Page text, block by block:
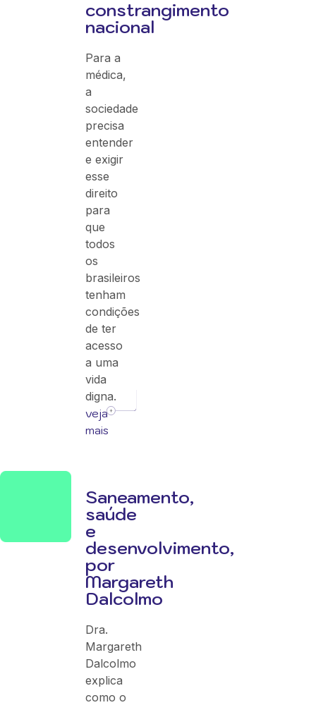
constrangimento
nacional
Para a
médica,
a
sociedade
precisa
entender
e exigir
esse
direito
para
que
todos
os
brasileiros
tenham
condições
de ter
acesso
a uma
vida
digna.
veja
mais
Saneamento,
saúde
e
desenvolvimento,
por
Margareth
Dalcolmo
Dra.
Margareth
Dalcolmo
explica
como o